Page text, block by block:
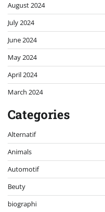
August 2024
July 2024
June 2024
May 2024
April 2024
March 2024
Categories
Alternatif
Animals
Automotif
Beuty
biographi